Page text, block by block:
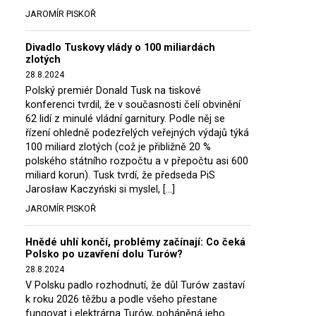
JAROMÍR PISKOŘ
Divadlo Tuskovy vlády o 100 miliardách
zlotých
28.8.2024
Polský premiér Donald Tusk na tiskové
konferenci tvrdil, že v současnosti čelí obvinění
62 lidí z minulé vládní garnitury. Podle něj se
řízení ohledně podezřelých veřejných výdajů týká
100 miliard zlotých (což je přibližně 20 %
polského státního rozpočtu a v přepočtu asi 600
miliard korun). Tusk tvrdí, že předseda PiS
Jarosław Kaczyński si myslel, […]
JAROMÍR PISKOŘ
Hnědé uhlí končí, problémy začínají: Co čeká
Polsko po uzavření dolu Turów?
28.8.2024
V Polsku padlo rozhodnutí, že důl Turów zastaví
k roku 2026 těžbu a podle všeho přestane
fungovat i elektrárna Turów, poháněná jeho